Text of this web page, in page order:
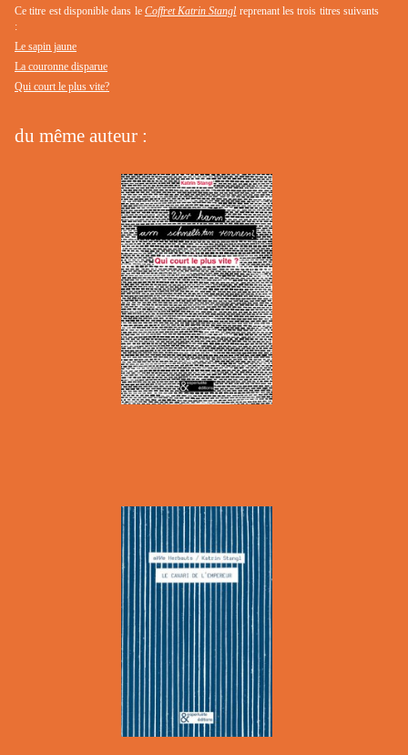
Ce titre est disponible dans le Coffret Katrin Stangl reprenant les trois titres suivants
:
Le sapin jaune
La couronne disparue
Qui court le plus vite?
du même auteur :